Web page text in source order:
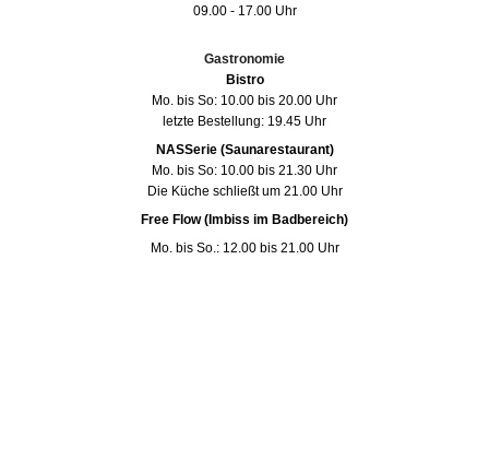
09.00 - 17.00 Uhr
Gastronomie
Bistro
Mo. bis So: 10.00 bis 20.00 Uhr
letzte Bestellung: 19.45 Uhr
NASSerie (Saunarestaurant)
Mo. bis So: 10.00 bis 21.30 Uhr
Die Küche schließt um 21.00 Uhr
Free Flow (Imbiss im Badbereich)
Mo. bis So.: 12.00 bis 21.00 Uhr